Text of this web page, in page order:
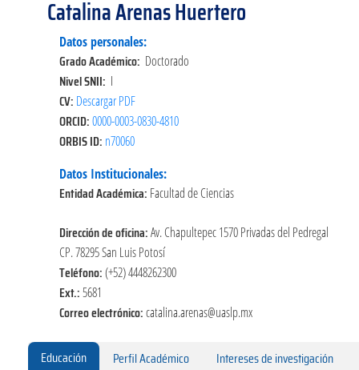
Catalina Arenas Huertero
Datos personales:
Grado Académico: Doctorado
Nivel SNII: I
CV: Descargar PDF
ORCID:0000-0003-0830-4810
ORBIS ID: n70060
Datos Institucionales:
Entidad Académica: Facultad de Ciencias
Dirección de oficina:Av. Chapultepec 1570 Privadas del Pedregal
CP. 78295 San Luis Potosí
Teléfono:(+52) 4448262300
Ext.:5681
Correo electrónico:catalina.arenas@uaslp.mx
Educación Perfil Académico
Intereses de investigación